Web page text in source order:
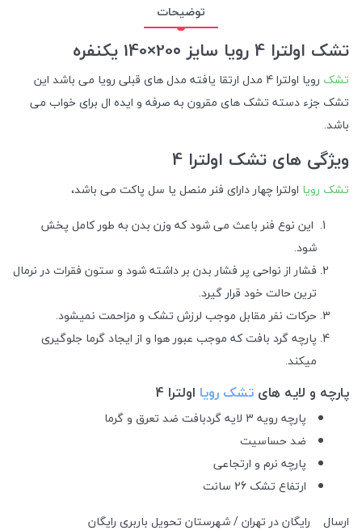
توضیحات
تشک اولترا 4 رویا سایز 20۰×140 یکنفره
تشک
رویا اولترا 4 مدل ارتقا یافته مدل های قبلی رویا می باشد این
تشک جزء دسته تشک های مقرون به صرفه و ایده ال برای خواب می
باشد.
ویژگی‌ های تشک اولترا 4
تشک رویا اولترا چهار دارای فنر منصل یا سل پاکت می باشد،
این نوع فنر باعث می شود که وزن بدن به طور کامل پخش
شود.
فشار از نواحی پر فشار بدن بر داشته شود و ستون فقرات در نرمال
ترین حالت خود قرار گیرد.
حرکات نفر مقابل موجب لرزش تشک و مزاحمت نمیشود.
پارچه گرد بافت که موجب عبور هوا و از ایجاد گرما جلوگیری
میکند.
پارچه و لایه های تشک رویا اولترا 4
پارچه رویه 3 لایه گردبافت ضد تعرق و گرما
ضد حساسیت
پارچه نرم و ارتجاعی
ارتفاع تشک 26 سانت
ارسال
رایگان در تهران / شهرستان تحویل باربری رایگان